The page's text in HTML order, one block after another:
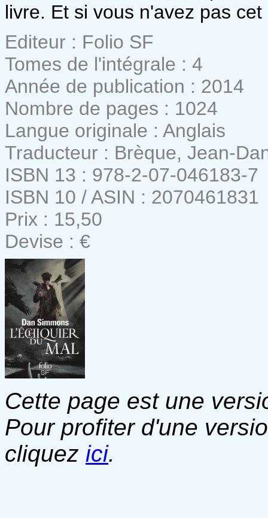
livre. Et si vous n'avez pas
Editeur : Folio SF
Tomes de l'intégrale : 4
Année de publication : 2014
Nombre de pages : 1024
Langue originale : Anglais
Traducteur : Brèque, Jean-
ISBN 13 : 978-2-07-046183-7
ISBN 10 / ASIN : 2070461831
Prix : 15,50
Devise : €
Cette page est une
Pour profiter d'une
cliquez ici.